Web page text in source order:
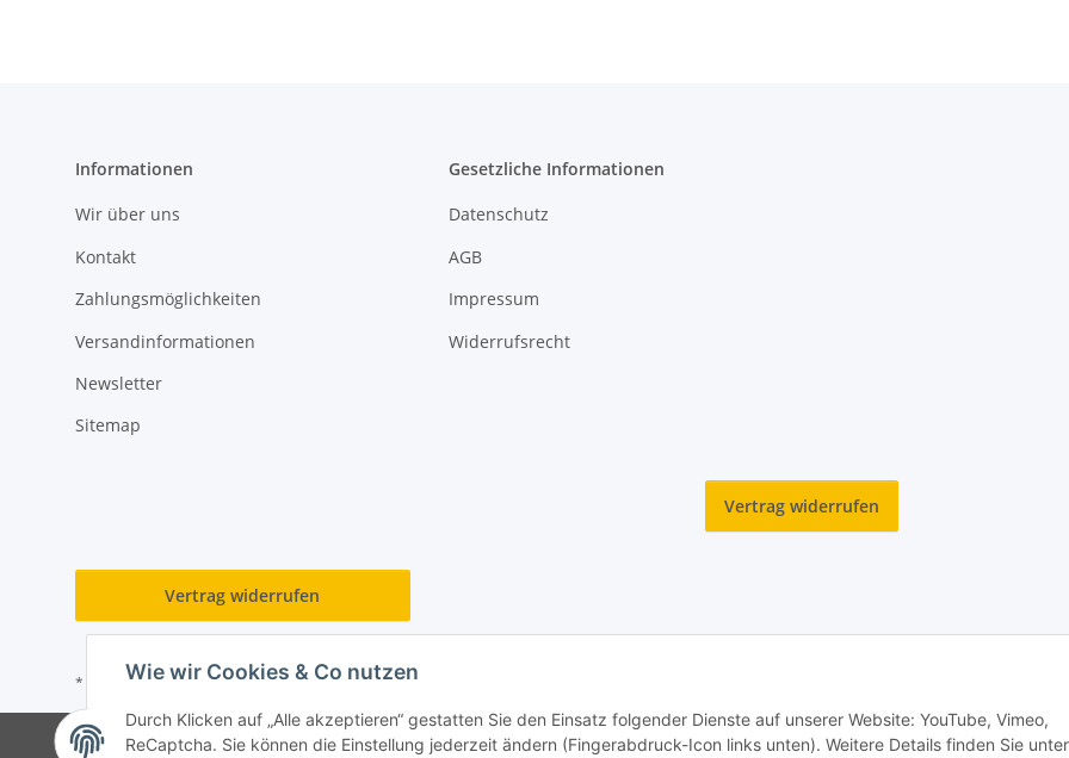
Wie wir Cookies & Co nutzen
Durch Klicken auf „Alle akzeptieren“ gestatten Sie den Einsatz folgender Dienste auf unserer Website: YouTube, Vimeo,
ReCaptcha. Sie können die Einstellung jederzeit ändern (Fingerabdruck-Icon links unten). Weitere Details finden Sie unter
Informationen
Wir über uns
Kontakt
Zahlungsmöglichkeiten
Versandinformationen
Newsletter
Sitemap
Gesetzliche Informationen
Datenschutz
AGB
Impressum
Widerrufsrecht
Vertrag widerrufen
Vertrag widerrufen
* Alle Preise inkl. gesetzlicher USt., zzgl. Versand